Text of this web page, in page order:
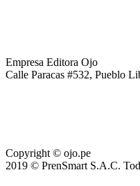
Empresa Editora Ojo
Calle Paracas #532, Pueblo
Copyright © ojo.pe
2019 © PrenSmart S.A.C.